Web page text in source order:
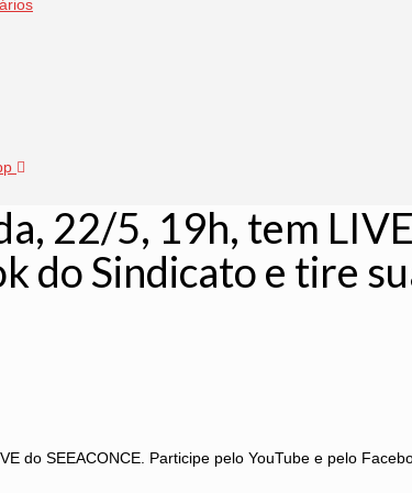
22/5, 19h, tem
do Sindicato e tire
do SEEACONCE. Participe pelo YouTube e pelo